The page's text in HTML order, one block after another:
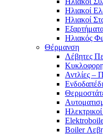
Ηλιακοί
Ηλιακοί
Ηλιακός
Θέρμανση
Λέβητες
Αντλίες –
Boiler